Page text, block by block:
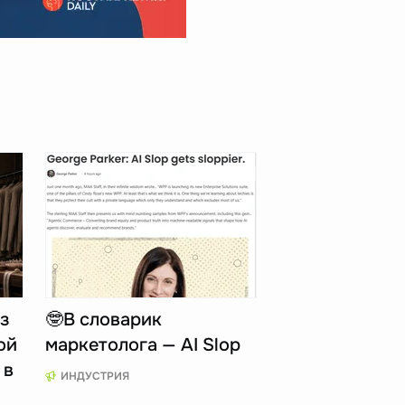
🤓В словарик
маркетолога — AI Slop
ИНДУСТРИЯ